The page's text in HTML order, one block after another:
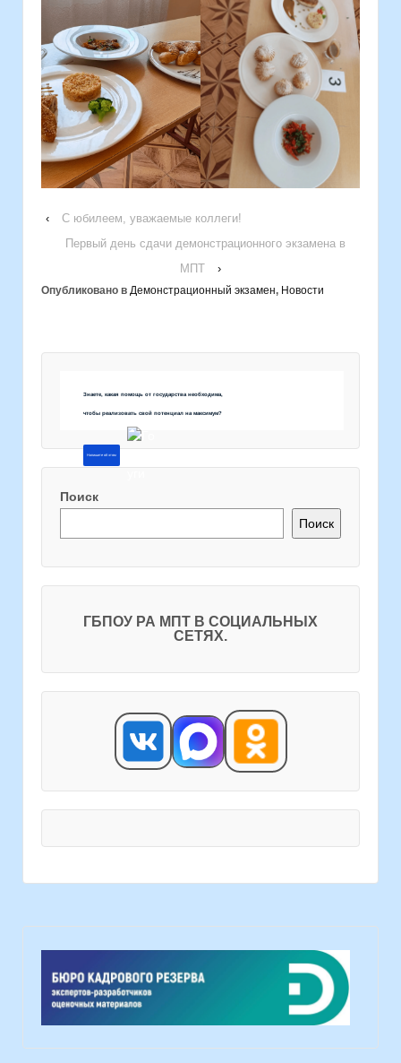
‹
С юбилеем, уважаемые коллеги!
Первый день сдачи демонстрационного экзамена в
МПТ
›
Опубликовано в Демонстрационный экзамен, Новости
Знаете, какая помощь от государства необходима,
чтобы реализовать свой потенциал на максимум?
Напишите об этом
Поиск
Поиск
ГБПОУ РА МПТ В СОЦИАЛЬНЫХ
СЕТЯХ.